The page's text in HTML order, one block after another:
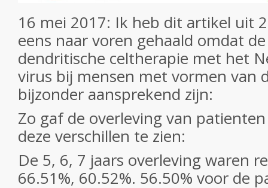
16 mei 2017: Ik heb dit artikel uit
eens naar voren gehaald omdat
dendritische celtherapie met het
virus bij mensen met vormen van
bijzonder aansprekend zijn:
Zo gaf de overleving van
deze verschillen te zien:
De 5, 6, 7 jaars overleving waren
66.51%, 60.52%. 56.50% voor de